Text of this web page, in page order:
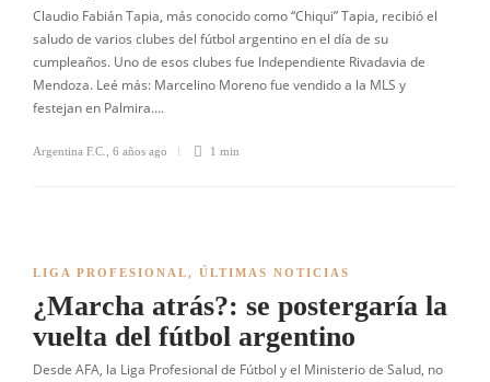
Claudio Fabián Tapia, más conocido como “Chiqui” Tapia, recibió el
saludo de varios clubes del fútbol argentino en el día de su
cumpleaños. Uno de esos clubes fue Independiente Rivadavia de
Mendoza. Leé más: Marcelino Moreno fue vendido a la MLS y
festejan en Palmira….
Argentina F.C. 6 años ago 1 min
LIGA PROFESIONAL, ÚLTIMAS NOTICIAS
¿Marcha atrás?: se postergaría la
vuelta del fútbol argentino
Desde AFA, la Liga Profesional de Fútbol y el Ministerio de Salud, no